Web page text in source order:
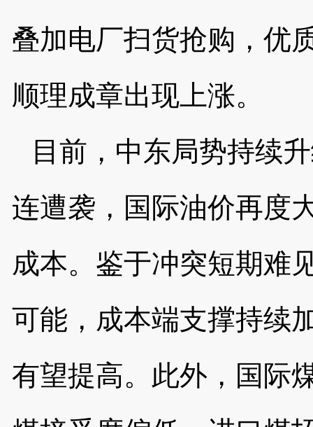
叠加电厂扫货抢购，优
顺理成章出现上涨。
目前，中东局势持续
连遭袭，国际油价再度
成本。鉴于冲突短期难
可能，成本端支撑持续
有望提高。此外，国际